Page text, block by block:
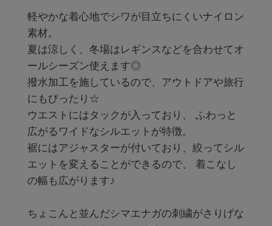
軽やかな着心地でシワが目立ちにくいナイロン
素材。
夏は涼しく、冬場はレギンスなどを合わせてオ
ールシーズン使えます◎
撥水加工を施しているので、アウトドアや旅行
にもぴったり☆
ウエストにはタックが入っており、 ふわっと
広がるワイドなシルエットが特徴。
裾にはアジャスターが付いており、絞ってシル
エットを変えることができるので、 着こなし
の幅も広がります♪
ちょこんと並んだシマエナガの刺繍がさりげな